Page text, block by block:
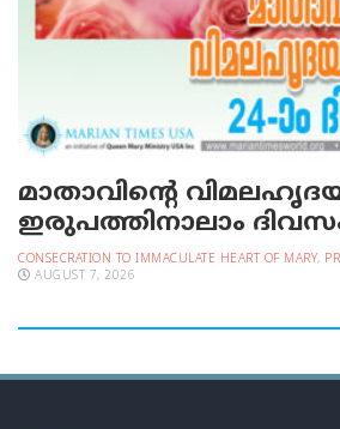
മാതാവിന്റെ
ഇരുപത്തിനാലാം
CONSECRATION TO IMMACULATE HEART OF MARY,
AUGUST 7, 2026